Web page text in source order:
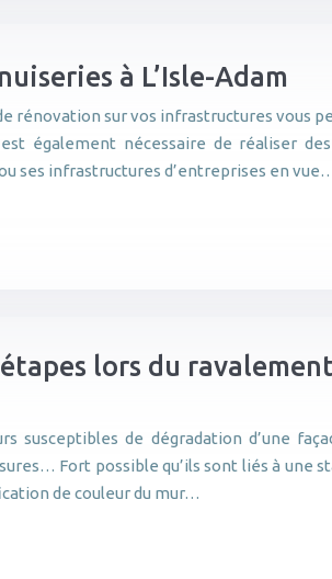
à L’Isle-Adam
rénovation sur vos infrastructures vous
également nécessaire de réaliser
ses infrastructures d’entreprises en
lors du
susceptibles de dégradation d’une
Fort possible qu’ils sont liés à une
de couleur du mur…